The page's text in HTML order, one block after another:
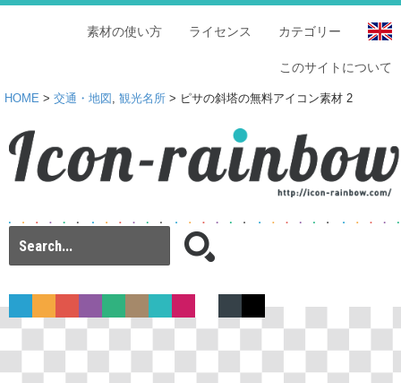
カテゴリー
ライセンス
素材の使い方
このサイトについて
HOME > 交通・地図 , 観光名所 > ピサの斜塔の無料アイコン素材 2